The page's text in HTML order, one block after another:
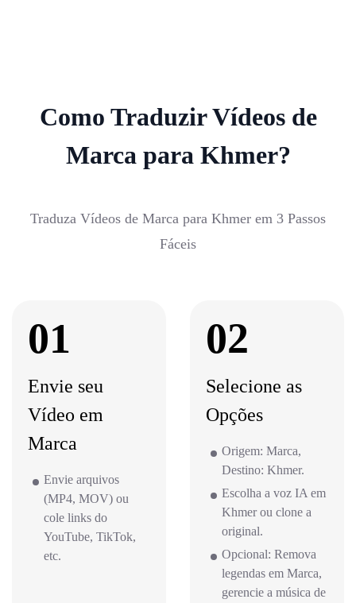
Como Traduzir Vídeos de
Marca para Khmer?
Traduza Vídeos de Marca para Khmer em 3 Passos
Fáceis
01
Envie seu
Vídeo em
Marca
Envie arquivos
(MP4, MOV) ou
cole links do
YouTube, TikTok,
etc.
02
Selecione as
Opções
Origem: Marca,
Destino: Khmer.
Escolha a voz IA em
Khmer ou clone a
original.
Opcional: Remova
legendas em Marca,
gerencie a música de